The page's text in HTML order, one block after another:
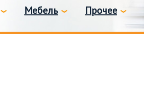
Мебель Прочее